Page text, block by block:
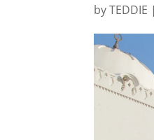
byTEDDIE |